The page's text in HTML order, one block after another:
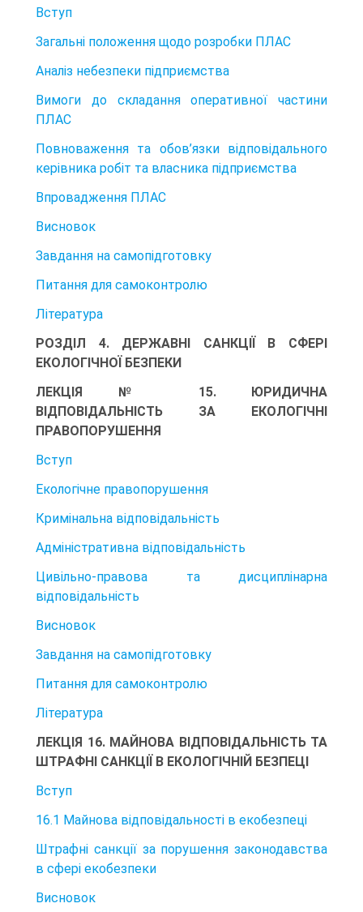
Вступ
Загальні положення щодо розробки ПЛАС
Аналіз небезпеки підприємства
Вимоги до складання оперативної частини
ПЛАС
Повноваження та обов’язки відповідального
керівника робіт та власника підприємства
Впровадження ПЛАС
Висновок
Завдання на самопідготовку
Питання для самоконтролю
Література
РОЗДІЛ 4. ДЕРЖАВНІ САНКЦІЇ В СФЕРІ
ЕКОЛОГІЧНОЇ БЕЗПЕКИ
ЛЕКЦІЯ № 15. ЮРИДИЧНА
ВІДПОВІДАЛЬНІСТЬ ЗА ЕКОЛОГІЧНІ
ПРАВОПОРУШЕННЯ
Вступ
Екологічне правопорушення
Кримінальна відповідальність
Адміністративна відповідальність
Цивільно-правова та дисциплінарна
відповідальність
Висновок
Завдання на самопідготовку
Питання для самоконтролю
Література
ЛЕКЦІЯ 16. МАЙНОВА ВІДПОВІДАЛЬНІСТЬ ТА
ШТРАФНІ САНКЦІЇ В ЕКОЛОГІЧНІЙ БЕЗПЕЦІ
Вступ
16.1 Майнова відповідальності в екобезпеці
Штрафні санкції за порушення законодавства
в сфері екобезпеки
Висновок